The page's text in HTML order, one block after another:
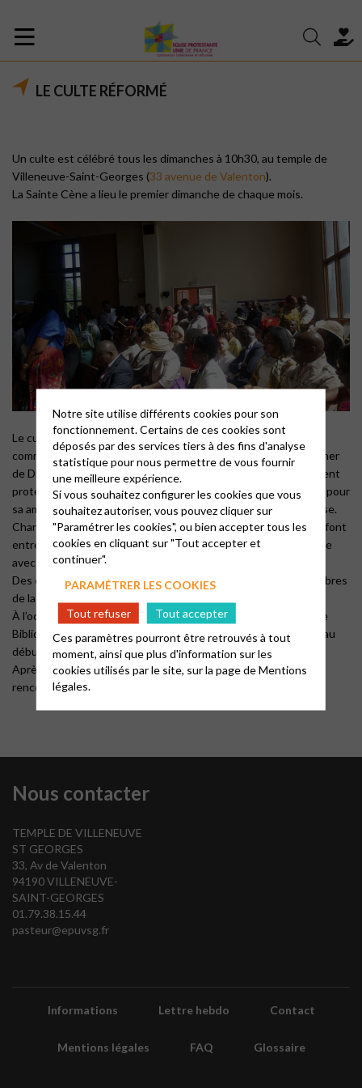
LE CULTE RÉFORMÉ
Un culte est célébré tous les dimanches à 10h30, au temple de
Villeneuve-Saint-Georges (33 avenue de Valenton).
La Sainte Cène a lieu le premier dimanche de chaque mois.
Le culte est un des moments forts de notre vie personnelle et
communautaire. Il est ouvert à tous ceux qui veulent s’approcher
de Dieu, à ceux qui le cherchent ou qui s’interrogent, qu’ils soient
protestants ou non. Son but est de remercier Dieu, de le louer pour
sa amour inconditionnel et d’écouter la Parole qu’il nous adresse.
Chants, prières, écoute de la Parole rythment le culte et nous font
entrer dans l’histoire de la relation d’Alliance que Dieu a conclue
avec l’humanité.
Des cultes parents-jeunes-enfants rassemblent tous les membres
de la famille plusieurs fois par année.
À l’occasion des dimanches de formation pour les jeunes (École
Biblique et Catéchisme), ces derniers sont invités à participer au
début du culte puis rejoignent leur groupe respectif.
Après le culte, un temps convivial est prévu pour permettre la
rencontre et le dialogue.
Nous contacter
TEMPLE DE VILLENEUVE
ST GEORGES
33, Av de Valenton
94190 VILLENEUVE-
SAINT-GEORGES
01.79.38.15.44
pasteur@epuvsg.fr
Informations Lettre hebdo Contact
Mentions légales FAQ Glossaire
Notre site utilise différents cookies pour son
fonctionnement. Certains de ces cookies sont
déposés par des services tiers à des fins d'analyse
statistique pour nous permettre de vous fournir
une meilleure expérience.
Si vous souhaitez configurer les cookies que vous
souhaitez autoriser, vous pouvez cliquer sur
"Paramétrer les cookies", ou bien accepter tous les
cookies en cliquant sur "Tout accepter et
continuer".
PARAMÉTRER LES COOKIES
Tout refuser
Tout accepter
Ces paramètres pourront être retrouvés à tout
moment, ainsi que plus d'information sur les
cookies utilisés par le site, sur la page deMentions
légales.